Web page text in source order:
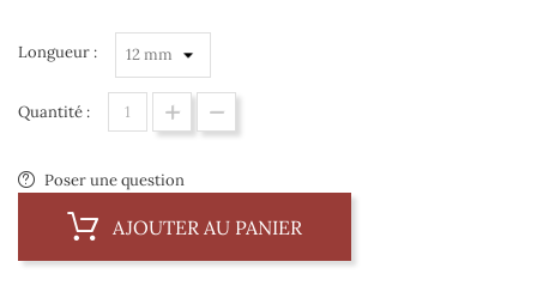
Longueur :
Quantité :
Poser une question
AJOUTER AU PANIER